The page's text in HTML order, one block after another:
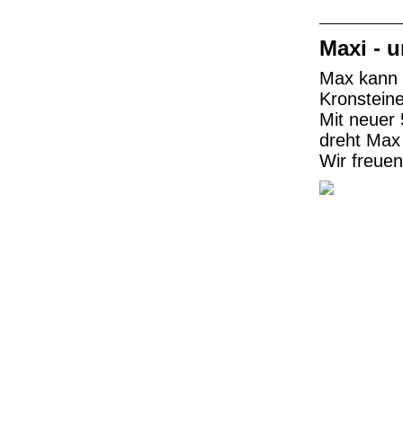
Maxi -
Max kann
Mit neuer
dreht
Wir